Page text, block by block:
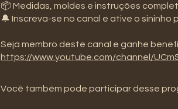
📦 Medidas, moldes e instruções
🔔 Inscreva-se no canal e ative o
https://www.youtube.com/channel/
Você também pode participar desse